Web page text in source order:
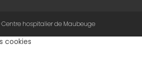
hospitalier de Maubeuge
cookies